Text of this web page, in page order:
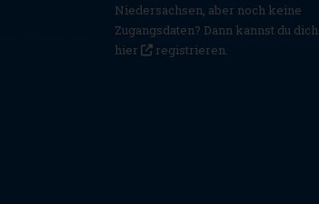
Niedersachsen, aber noch keine
Zugangsdaten? Dann kannst du dich
hier
registrieren.